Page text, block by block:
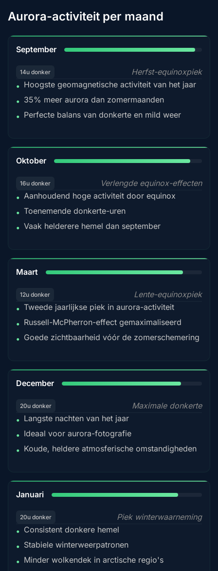
Aurora-activiteit per maand
September
14u donker
Herfst-equinoxpiek
• Hoogste geomagnetische activiteit van het jaar
• 35% meer aurora dan zomermaanden
• Perfecte balans van donkerte en mild weer
Oktober
16u donker
Verlengde equinox-effecten
• Aanhoudend hoge activiteit door equinox
• Toenemende donkerte-uren
• Vaak helderere hemel dan september
Maart
12u donker
Lente-equinoxpiek
• Tweede jaarlijkse piek in aurora-activiteit
• Russell-McPherron-effect gemaximaliseerd
• Goede zichtbaarheid vóór de zomerschemering
December
20u donker
Maximale donkerte
• Langste nachten van het jaar
• Ideaal voor aurora-fotografie
• Koude, heldere atmosferische omstandigheden
Januari
20u donker
Piek winterwaarneming
• Consistent donkere hemel
• Stabiele winterweerpatronen
• Minder wolkendek in arctische regio's